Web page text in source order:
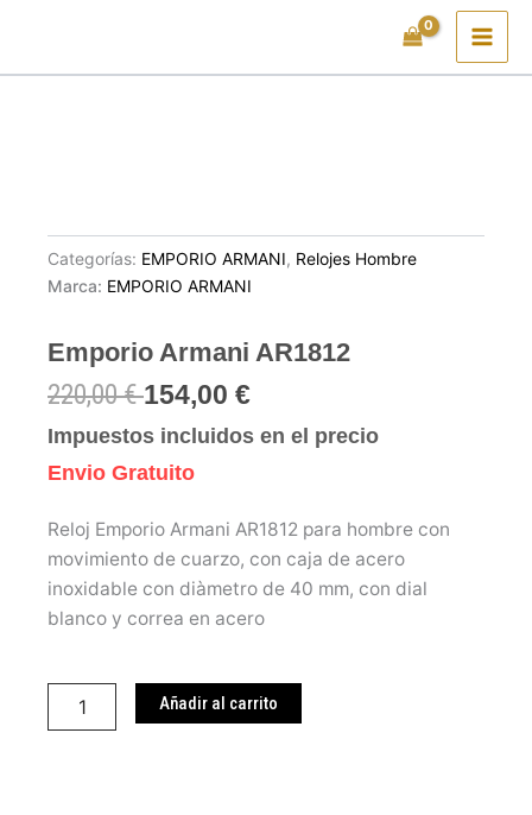
contenido
Categorías: EMPORIO ARMANI, Relojes Hombre
Marca: EMPORIO ARMANI
Emporio Armani AR1812
220,00€ 154,00 €
Impuestos incluidos en el precio
Envio Gratuito
Reloj Emporio Armani AR1812 para hombre con
movimiento de cuarzo, con caja de acero
inoxidable con diàmetro de 40 mm, con dial
blanco y correa en acero
Armani
Añadir al carrito